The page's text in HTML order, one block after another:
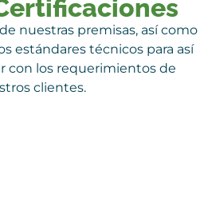
nuestras premisas, así como
estándares técnicos para así
con los requerimientos de
clientes.